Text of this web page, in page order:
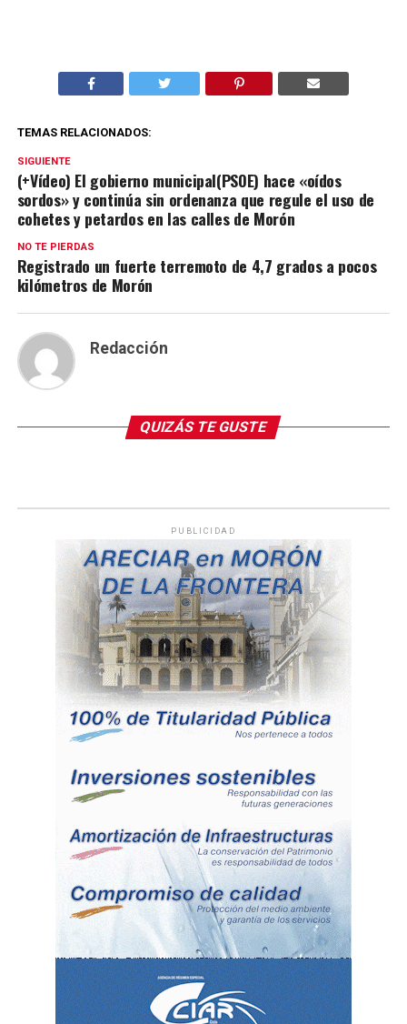
TEMAS RELACIONADOS:
SIGUIENTE
(+Vídeo) El gobierno municipal(PSOE) hace «oídos
sordos» y continúa sin ordenanza que regule el uso de
cohetes y petardos en las calles de Morón
NO TE PIERDAS
Registrado un fuerte terremoto de 4,7 grados a pocos
kilómetros de Morón
Redacción
QUIZÁS TE GUSTE
PUBLICIDAD